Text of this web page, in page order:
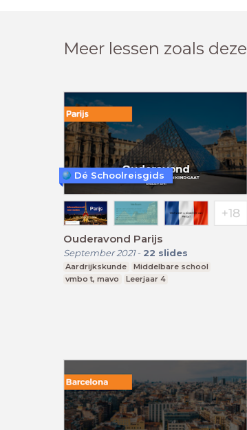
Meer lessen zoals deze
Ouderavond Parijs
September 2021- 22 slides
Aardrijkskunde
Middelbare school
vmbo t, mavo
Leerjaar 4
Dé Schoolreisgids